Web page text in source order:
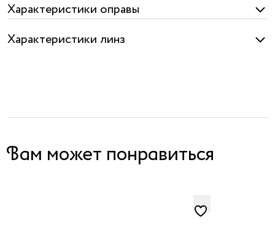
условия
договора
Характеристики оправы
Характеристики линз
Вам может понравиться